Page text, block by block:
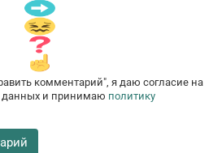
комментарий", я даю согласие на
данных и принимаю политику